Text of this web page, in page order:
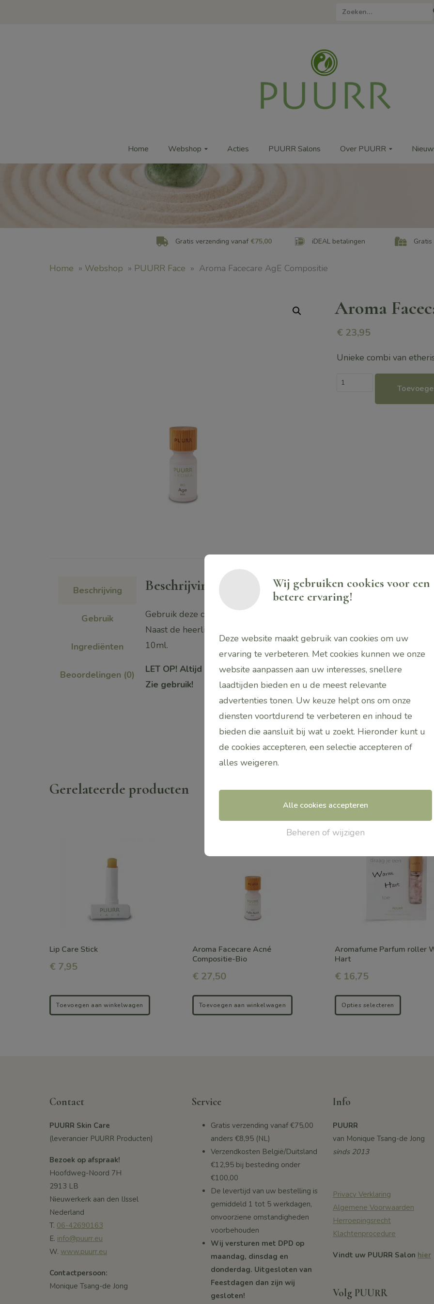
Zoeken
Home Webshop Acties PUURR Salons Over PUURR
Gratis verzending vanaf €75,00 iDEAL betalingen Gratis
Home » Webshop » PUURR Face » Aroma Facecare AgE Compositie
Aroma
€ 23,95
Unieke combi van
Aroma
Beschrijving
Gebruik
Ingrediënten
Beoordelingen (0)
Beschrijving
Gebruik deze compositie als extra’s bij de verzorging van de ouder
Naast de heerlijke geur stimuleert de collageenproductie.
10ml.
LET OP! Altijd verdunnen met een basis olie nooit puur op de huid
Zie gebruik!
Gerelateerde producten
Lip Care Stick
€ 7,95
Toevoegen aan winkelwagen
Aroma Facecare Acné
Compositie-Bio
€ 27,50
Toevoegen aan winkelwagen
Aromafume Parfum roller
Hart
€ 16,75
Opties selecteren
product
meerdere
worden
op
productpagina
Contact
PUURR Skin Care
(leverancier PUURR Producten)
Bezoek op afspraak!
Hoofdweg-Noord 7H
2913 LB
Nieuwerkerk aan den IJssel
Nederland
T. 06-42690163
E. info@puurr.eu
W. www.puurr.eu
Contactpersoon:
Monique Tsang-de Jong
Service
Gratis verzending vanaf €75,00
anders €8,95 (NL)
Verzendkosten België/Duitsland
€12,95 bij besteding onder
€100,00
De levertijd van uw bestelling is
gemiddeld 1 tot 5 werkdagen,
onvoorziene omstandigheden
voorbehouden
Wij versturen met DPD op
maandag, dinsdag en
donderdag. Uitgesloten van
Feestdagen dan zijn wij
gesloten!
Info
PUURR
van Monique Tsang-de Jong
sinds 2013
Privacy Verklaring
Algemene Voorwaarden
Herroepingsrecht
Klachtenprocedure
Vindt uw PUURR Salon hier
Volg PUURR
Wij gebruiken cookies voor een
betere ervaring!
Deze website maakt gebruik van cookies om uw
ervaring te verbeteren. Met cookies kunnen we onze
website aanpassen aan uw interesses, snellere
laadtijden bieden en u de meest relevante
advertenties tonen. Uw keuze helpt ons om onze
diensten voortdurend te verbeteren en inhoud te
bieden die aansluit bij wat u zoekt. Hieronder kunt u
de cookies accepteren, een selectie accepteren of
alles weigeren.
Alle cookies accepteren
Beheren of wijzigen